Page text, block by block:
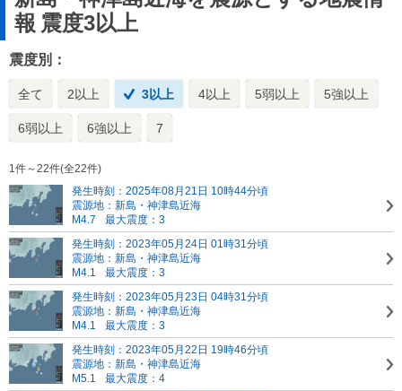
報 震度3以上
震度別：
全て 2以上 3以上 4以上 5弱以上 5強以上
6弱以上 6強以上 7
1件～22件(全22件)
発生時刻：2025年08月21日 10時44分頃
震源地：新島・神津島近海
M4.7
最大震度：3
発生時刻：2023年05月24日 01時31分頃
震源地：新島・神津島近海
M4.1
最大震度：3
発生時刻：2023年05月23日 04時31分頃
震源地：新島・神津島近海
M4.1
最大震度：3
発生時刻：2023年05月22日 19時46分頃
震源地：新島・神津島近海
M5.1
最大震度：4